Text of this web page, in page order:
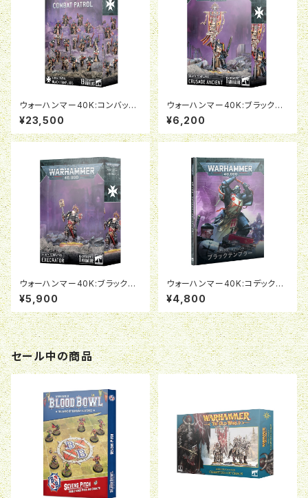
ウォーハンマー40K:コンバット
パトロール:ブラックテンプラー
¥23,500
ウォーハンマー40K:ブラックテ
ンプラー:クルセイド・エインシェ
ント
¥6,200
ウォーハンマー40K:ブラックテ
ンプラー:エクセクレイター
¥5,900
ウォーハンマー40K:コデックス・
サプリメント:ブラックテンプラー
(日本語版)
¥4,800
セール中の商品